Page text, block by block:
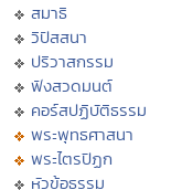
สมาธิ
วิปัสสนา
ปริวาสกรรม
ฟังสวดมนต์
คอร์สปฏิบัติธรรม
พระพุทธศาสนา
พระไตรปิฏก
หัวข้อธรรม